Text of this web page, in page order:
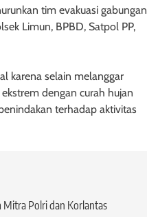
tim evakuasi gabungan
Limun, BPBD, Satpol PP,
karena selain melanggar
dengan curah hujan
terhadap aktivitas
Mitra Polri dan Korlantas